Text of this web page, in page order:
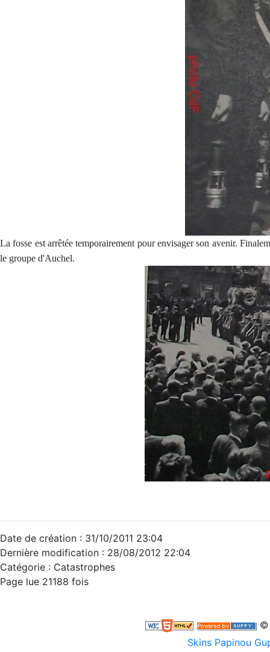
La fosse est arrêtée temporairement pour envisager son avenir.
le groupe d'Auchel.
Date de création : 31/10/2011 23:04
Dernière modification : 28/08/2012 22:04
Catégorie : Catastrophes
Page lue 21188 fois
©
Skins Papinou